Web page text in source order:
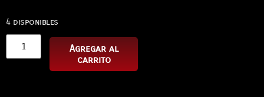
4 disponibles
Agregar al
carrito